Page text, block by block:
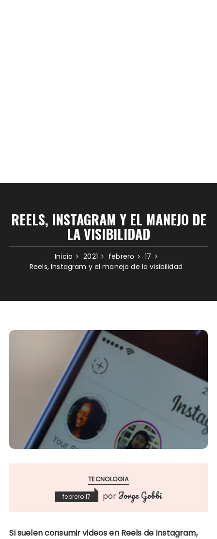
REELS, INSTAGRAM Y EL MANEJO DE
LA VISIBILIDAD
Inicio 2021 febrero
17
Reels, Instagram y el manejo de la visibilidad
TECNOLOGIA
febrero 17 por Jorge Gobbi
Si suelen consumir videos en Reels de Instagram,